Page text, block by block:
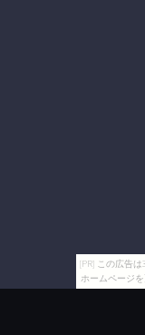
[PR] この広告
ホームページ